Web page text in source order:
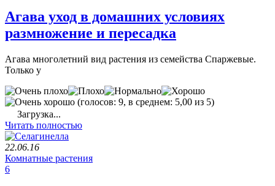
Агава уход в домашних условиях
размножение и пересадка
Агава многолетний вид растения из семейства Спаржевые.
Только у
(голосов: 9, в среднем: 5,00 из 5)
Загрузка...
Читать полностью
22.06.16
Комнатные растения
6